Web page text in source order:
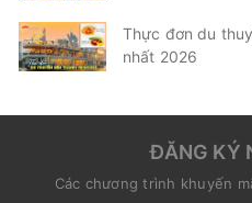
Thực đơn du
nhất 2026
ĐĂNG KÝ
Các chương trình khuyến